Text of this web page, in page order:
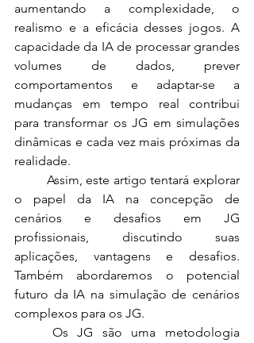
aumentando a complexidade, o
realismo e a eficácia desses jogos. A
capacidade da IA de processar grandes
volumes de dados, prever
comportamentos e adaptar-se a
mudanças em tempo real contribui
para transformar os JG em simulações
dinâmicas e cada vez mais próximas da
realidade.
o papel da IA na concepção de
cenários e desafios em JG
profissionais, discutindo suas
aplicações, vantagens e desafios.
Também abordaremos o potencial
futuro da IA na simulação de cenários
complexos para os JG.